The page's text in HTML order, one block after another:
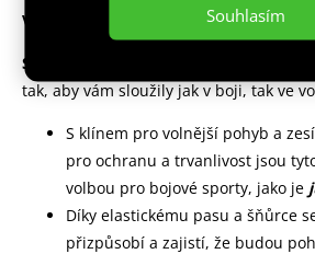
Souhlasím
Velikost
Střih/vlastnosti
tak, aby vám sloužily jak v boji, tak ve
S klínem pro volnější pohyb a
pro ochranu a trvanlivost jsou
volbou pro bojové sporty, jako je
Díky elastickému pasu a šňůrce
přizpůsobí a zajistí, že budou